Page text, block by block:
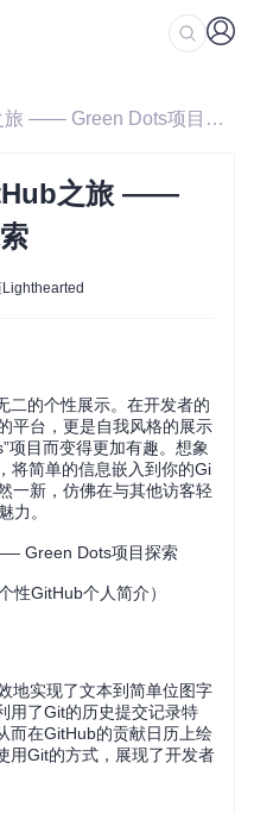
/ 开启你的个性化GitHub之旅 —— Green Dots项目探索
之旅 ——
二的个性展示。在开发者的
平台，更是自我风格的展示
项目而变得更加有趣。想象
将简单的信息嵌入到你的Gi
一新，仿佛在与其他访客轻
力。
性GitHub个人简介）
地实现了文本到简单位图字
用了Git的历史提交记录特
而在GitHub的贡献日历上绘
用Git的方式，展现了开发者